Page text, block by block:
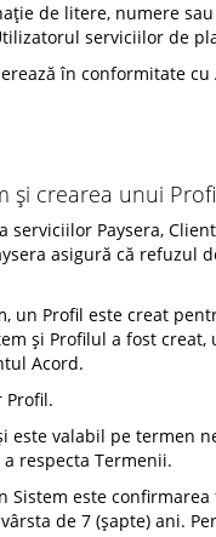
de litere, numere
serviciilor de
în conformitate
și crearea unui
serviciilor Paysera,
asigură că
un Profil este creat
și Profilul a fost
Acord.
Profil.
este valabil pe termen
respecta Termenii.
Sistem este
de 7 (șapte) ani.